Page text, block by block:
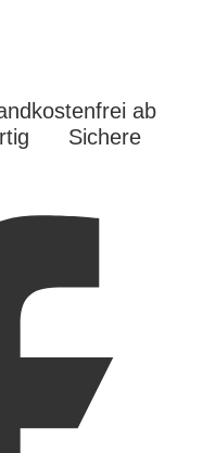
ab
Sichere